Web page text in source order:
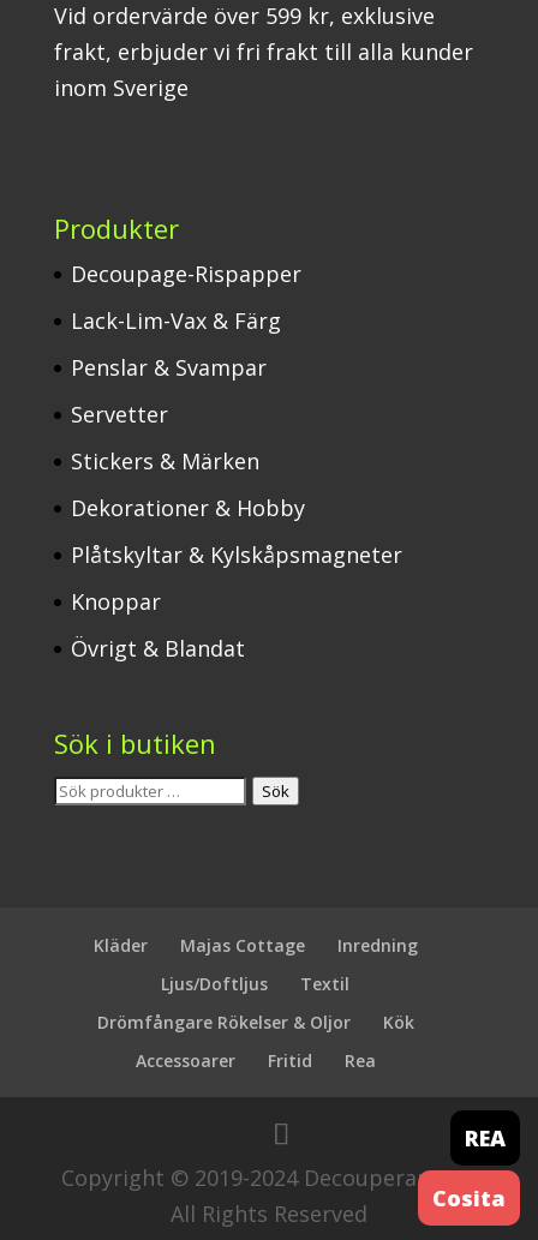
Vid ordervärde över 599 kr, exklusive
frakt, erbjuder vi fri frakt till alla kunder
inom Sverige
Produkter
Decoupage-Rispapper
Lack-Lim-Vax & Färg
Penslar & Svampar
Servetter
Stickers & Märken
Dekorationer & Hobby
Plåtskyltar & Kylskåpsmagneter
Knoppar
Övrigt & Blandat
Sök i butiken
Sök
Sök
Kläder Majas Cottage
Inredning
Ljus/Doftljus
Textil
Drömfångare Rökelser & Oljor
Kök
Accessoarer
Fritid Rea
Copyright © 2019-2024 Decouperamera.
All Rights Reserved
Cosita
REA